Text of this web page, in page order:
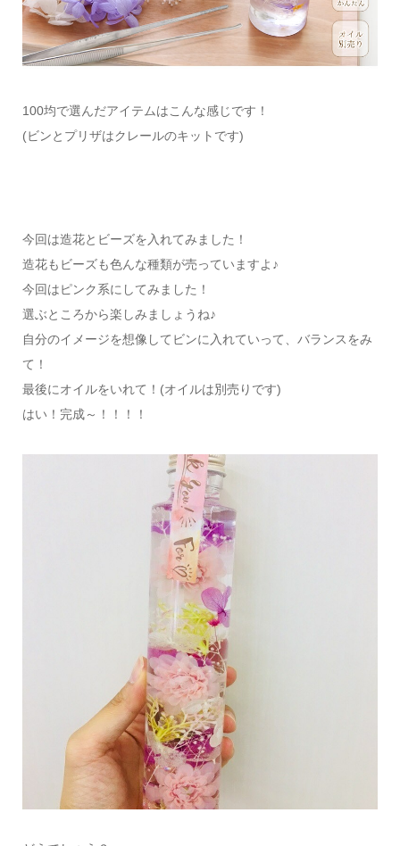
100均で選んだアイテムはこんな感じです！
(ビンとプリザはクレールのキットです)
今回は造花とビーズを入れてみました！
造花もビーズも色んな種類が売っていますよ♪
今回はピンク系にしてみました！
選ぶところから楽しみましょうね♪
自分のイメージを想像してビンに入れていって、バランスをみ
て！
最後にオイルをいれて！(オイルは別売りです)
はい！完成～！！！！